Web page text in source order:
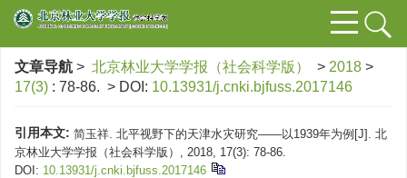
文章导航 > 北京林业大学学报（社会科学版） > 2018 >
17(3) : 78-86. > DOI: 10.13931/j.cnki.bjfuss.2017146
引用本文: 简玉祥. 北平视野下的天津水灾研究——以1939年为例[J]. 北
京林业大学学报（社会科学版）, 2018, 17(3): 78-86.
DOI: 10.13931/j.cnki.bjfuss.2017146